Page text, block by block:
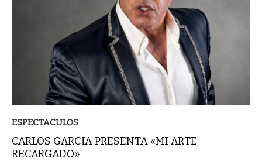
ESPECTACULOS
CARLOS GARCIA PRESENTA «MI ARTE
RECARGADO»